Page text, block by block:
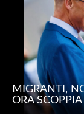
MIGRANTI,
ORA